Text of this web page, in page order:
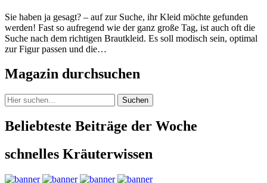
Sie haben ja gesagt? – auf zur Suche, ihr Kleid möchte gefunden
werden! Fast so aufregend wie der ganz große Tag, ist auch oft die
Suche nach dem richtigen Brautkleid. Es soll modisch sein, optimal
zur Figur passen und die…
Magazin durchsuchen
Suchen
Beliebteste Beiträge der Woche
schnelles Kräuterwissen